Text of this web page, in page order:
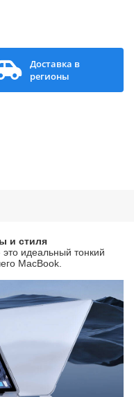
Доставка в
регионы
и стиля
идеальный тонкий
MacBook.